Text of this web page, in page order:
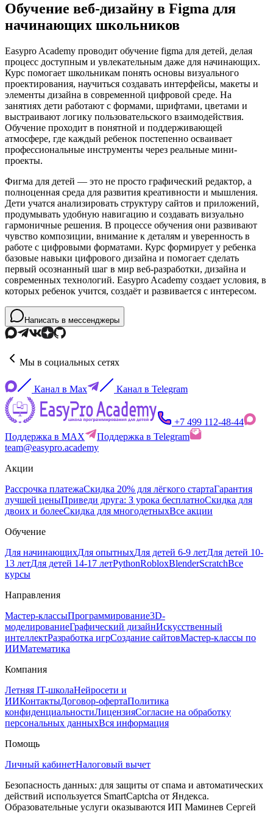
Обучение веб-дизайну в Figma для
начинающих школьников
Easypro Academy проводит обучение figma для детей, делая
процесс доступным и увлекательным даже для начинающих.
Курс помогает школьникам понять основы визуального
проектирования, научиться создавать интерфейсы, макеты и
элементы дизайна в современной цифровой среде. На
занятиях дети работают с формами, шрифтами, цветами и
выстраивают логику пользовательского взаимодействия.
Обучение проходит в понятной и поддерживающей
атмосфере, где каждый ребенок постепенно осваивает
профессиональные инструменты через реальные мини-
проекты.
Фигма для детей — это не просто графический редактор, а
полноценная среда для развития креативности и мышления.
Дети учатся анализировать структуру сайтов и приложений,
продумывать удобную навигацию и создавать визуально
гармоничные решения. В процессе обучения они развивают
чувство композиции, внимание к деталям и уверенность в
работе с цифровыми форматами. Курс формирует у ребенка
базовые навыки цифрового дизайна и помогает сделать
первый осознанный шаг в мир веб-разработки, дизайна и
современных технологий. Easypro Academy создает условия, в
которых ребенок учится, создаёт и развивается с интересом.
Написать в мессенджеры
Мы в социальных сетях
Канал в Max Канал в Telegram
+7 499 112-48-44
Поддержка в MAX
Поддержка в Telegram
team@easypro.academy
Акции
Рассрочка платежаСкидка 20% для лёгкого стартаГарантия
лучшей ценыПриведи друга: З урока бесплатноСкидка для
двоих и болееСкидка для многодетныхВсе акции
Обучение
Для начинающихДля опытныхДля детей 6-9 летДля детей 10-
13 летДля детей 14-17 летPythonRobloxBlenderScratchВсе
курсы
Направления
Мастер-классыПрограммирование3D-
моделированиеГрафический дизайнИскусственный
интеллектРазработка игрСоздание сайтовМастер-классы по
ИИМатематика
Компания
Летняя IT-школаНейросети и
ИИКонтактыДоговор‑офертаПолитика
конфиденциальностиЛицензияСогласие на обработку
персональных данныхВся информация
Помощь
Личный кабинетНалоговый вычет
Безопасность данных: для защиты от спама и автоматических
действий используется SmartCaptcha от Яндекса.
Образовательные услуги оказываются ИП Маминев Сергей